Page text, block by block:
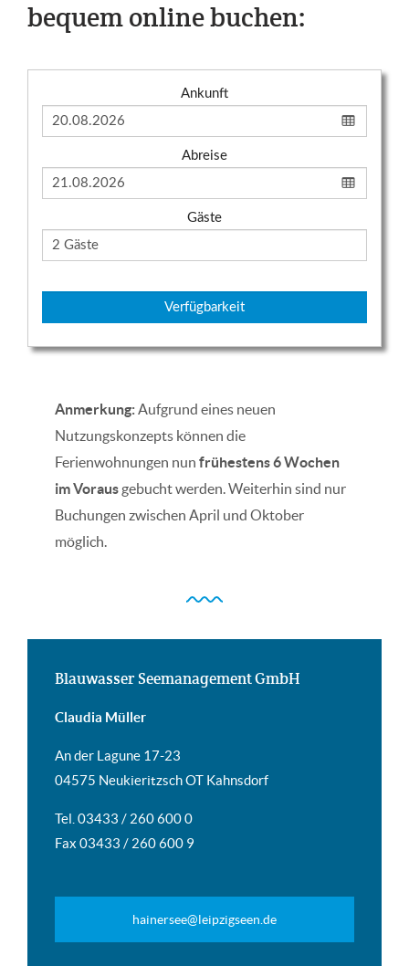
bequem online buchen:
Ankunft
Abreise
Gäste
Verfügbarkeit
Anmerkung:Aufgrund eines neuen
Nutzungskonzepts können die
Ferienwohnungen nun frühestens 6 Wochen
im Voraus gebucht werden. Weiterhin sind nur
Buchungen zwischen April und Oktober
möglich.
Blauwasser Seemanagement GmbH
Claudia Müller
An der Lagune 17-23
04575 Neukieritzsch OT Kahnsdorf
Tel. 03433 / 260 600 0
Fax 03433 / 260 600 9
hainersee@leipzigseen.de